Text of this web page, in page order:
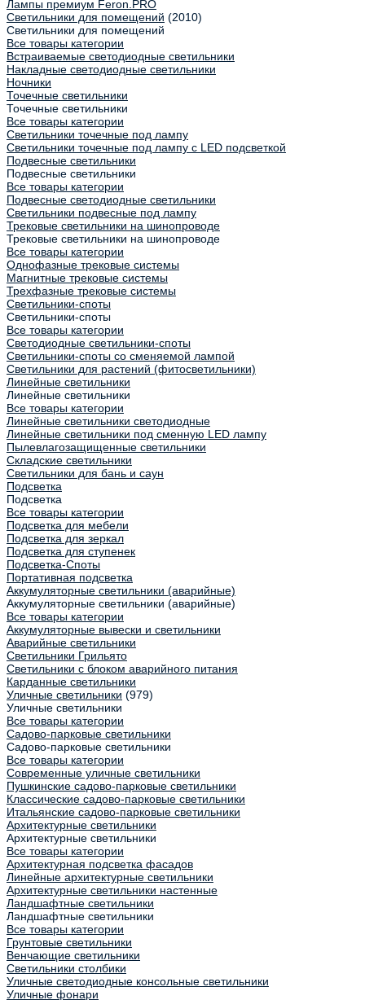
Лампы премиум Feron.PRO
Светильники для помещений (2010)
Светильники для помещений
Все товары категории
Встраиваемые светодиодные светильники
Накладные светодиодные светильники
Ночники
Точечные светильники
Точечные светильники
Все товары категории
Светильники точечные под лампу
Светильники точечные под лампу с LED подсветкой
Подвесные светильники
Подвесные светильники
Все товары категории
Подвесные светодиодные светильники
Светильники подвесные под лампу
Трековые светильники на шинопроводе
Трековые светильники на шинопроводе
Все товары категории
Однофазные трековые системы
Магнитные трековые системы
Трехфазные трековые системы
Светильники-споты
Светильники-споты
Все товары категории
Светодиодные светильники-споты
Светильники-споты со сменяемой лампой
Светильники для растений (фитосветильники)
Линейные светильники
Линейные светильники
Все товары категории
Линейные светильники светодиодные
Линейные светильники под сменную LED лампу
Пылевлагозащищенные светильники
Складские светильники
Светильники для бань и саун
Подсветка
Подсветка
Все товары категории
Подсветка для мебели
Подсветка для зеркал
Подсветка для ступенек
Подсветка-Споты
Портативная подсветка
Аккумуляторные светильники (аварийные)
Аккумуляторные светильники (аварийные)
Все товары категории
Аккумуляторные вывески и светильники
Аварийные светильники
Светильники Грильято
Светильники с блоком аварийного питания
Карданные светильники
Уличные светильники (979)
Уличные светильники
Все товары категории
Садово-парковые светильники
Садово-парковые светильники
Все товары категории
Современные уличные светильники
Пушкинские садово-парковые светильники
Классические садово-парковые светильники
Итальянские садово-парковые светильники
Архитектурные светильники
Архитектурные светильники
Все товары категории
Архитектурная подсветка фасадов
Линейные архитектурные светильники
Архитектурные светильники настенные
Ландшафтные светильники
Ландшафтные светильники
Все товары категории
Грунтовые светильники
Венчающие светильники
Светильники столбики
Уличные светодиодные консольные светильники
Уличные фонари